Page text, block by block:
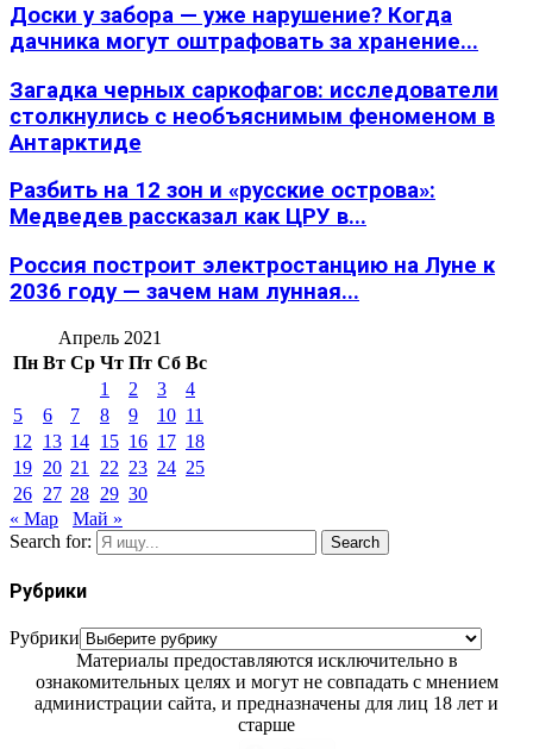
Доски у забора — уже нарушение? Когда
дачника могут оштрафовать за хранение...
Загадка черных саркофагов: исследователи
столкнулись с необъяснимым феноменом в
Антарктиде
Разбить на 12 зон и «русские острова»:
Медведев рассказал как ЦРУ в...
Россия построит электростанцию на Луне к
2036 году — зачем нам лунная...
Апрель 2021
Пн Вт Ср Чт Пт Сб Вс
1
2 3
4
5
6 7 8 9 10 11
12
13 14 15 16 17 18
19 20 21 22 23 24 25
26 27 28 29 30
« Мар
Май »
Search for:
Search
Рубрики
Рубрики
Материалы предоставляются исключительно в
ознакомительных целях и могут не совпадать с мнением
администрации сайта, и предназначены для лиц 18 лет и
старше